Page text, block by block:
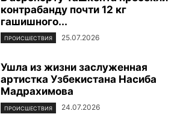
ЦЕНТР ИСЛАМСКОЙ ЦИВИЛИЗАЦИИ ЭКОЛОГИЯ
ЭКОНОМИКА И БИЗНЕС
контрабанду почти 12 кг
гашишного...
ПРОИСШЕСТВИЯ 25.07.2026
Ушла из жизни заслуженная
артистка Узбекистана Насиба
Мадрахимова
ПРОИСШЕСТВИЯ 24.07.2026